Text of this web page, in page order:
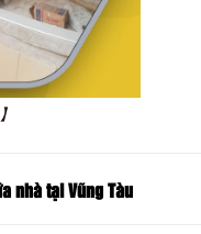
nhà tại Vũng Tàu